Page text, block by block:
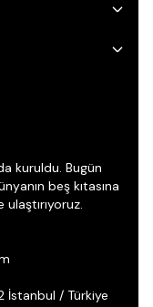
kuruldu. Bugün
beş kıtasına
İstanbul / Türkiye